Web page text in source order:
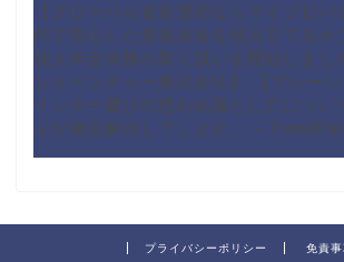
【グローバル資産運用ならマイプロ
円で安心した老後資金を積み立てるオ
個人年金保険の取り扱いを開始しまし
ントベンチャー株式会社】 【マレーシ
インター選びの思わぬ落とし穴につい
ィが徹底解説してします。 –
プライバシーポリシー 免責事